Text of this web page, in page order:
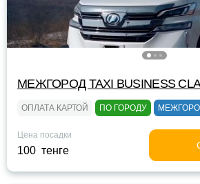
МЕЖГОРОД TAXI BUSINESS
ОПЛАТА КАРТОЙ ПО ГОРОДУ
Цена посадки
100 тенге